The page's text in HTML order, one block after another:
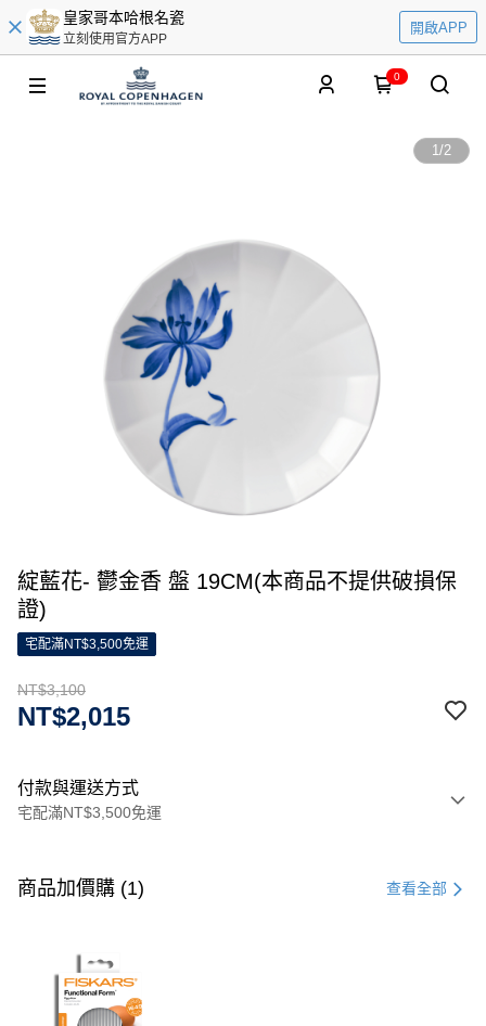
皇家哥本哈根名瓷
立刻使用官方APP
開啟APP
0
1/2
綻藍花- 鬱金香 盤 19CM(本商品不提供破損保
證)
宅配滿NT$3,500免運
NT$3,100
NT$2,015
付款與運送方式
宅配滿NT$3,500免運
信用卡一次付款
3 期 0 利率 每期
合作金庫商業銀行
華南商業銀行
LINE Pay
商品加價購 (1) 查看全部